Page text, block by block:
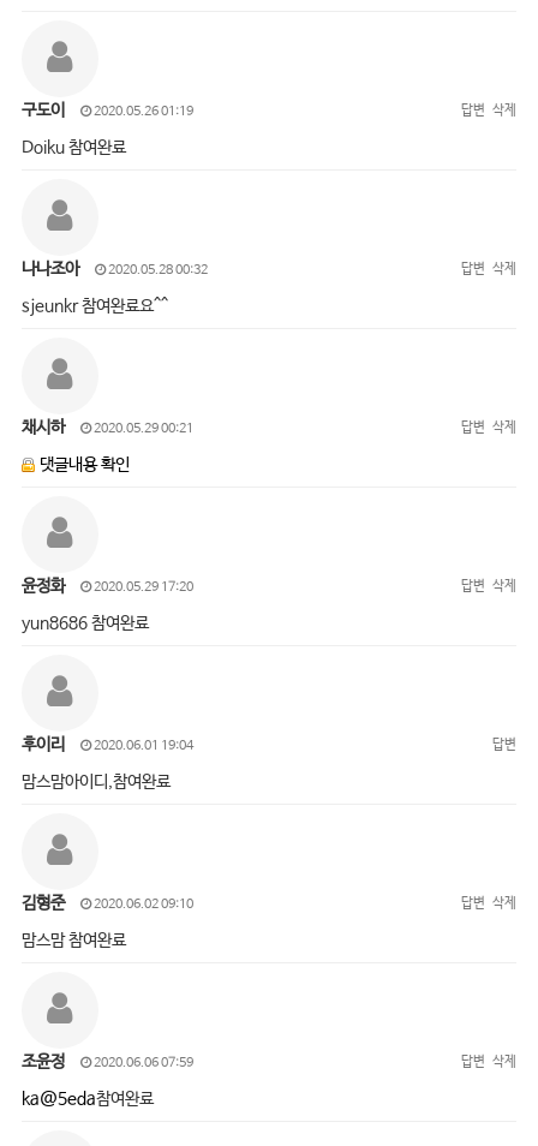
구도이 2020.05.26 01:19 답변 삭제
Doiku 참여완료
나나조아 2020.05.28 00:32 답변 삭제
sjeunkr 참여완료요^^
채시하 2020.05.29 00:21 답변 삭제
댓글내용 확인
윤정화 2020.05.29 17:20 답변 삭제
yun8686 참여완료
후이리 2020.06.01 19:04 답변
맘스맘아이디,참여완료
김형준 2020.06.02 09:10 답변 삭제
맘스맘 참여완료
조윤정 2020.06.06 07:59 답변 삭제
ka@5eda참여완료